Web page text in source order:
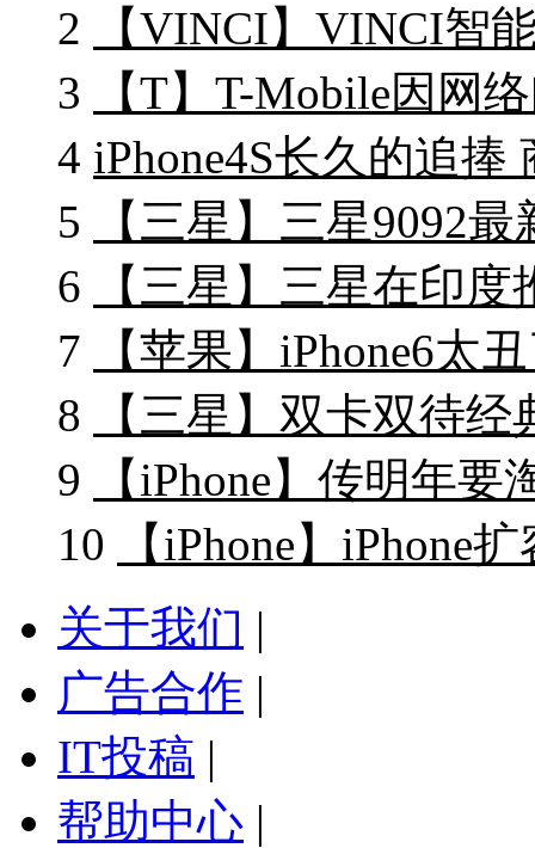
2
【VINCI】VINCI智
3
【T】T-Mobile因网
4 iPhone4S长久的追捧
5
【三星】三星9092
6
【三星】三星在印
7
【苹果】iPhone6太
8
【三星】双卡双待
9
【iPhone】传明年要
10
【iPhone】iPhone
关于我们 |
广告合作 |
IT投稿 |
帮助中心 |